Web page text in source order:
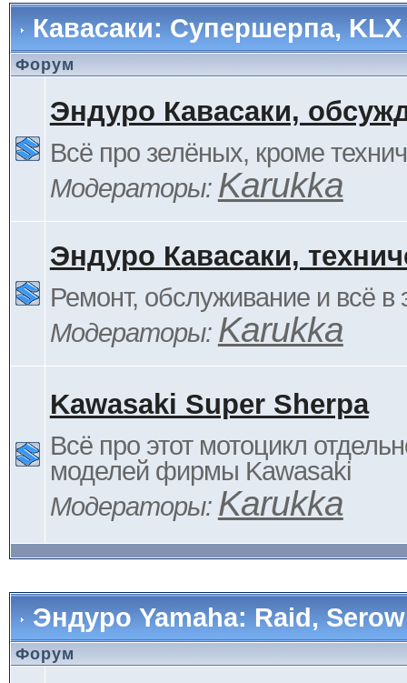
Кавасаки: Супершерпа,
Форум
Эндуро Кавасаки,
Всё про зелёных, кроме
Модераторы: Karukka
Эндуро Кавасаки,
Ремонт, обслуживание и всё в
Модераторы: Karukka
Kawasaki Super Sherpa
Всё про этот мотоцикл
моделей фирмы Kawasaki
Модераторы: Karukka
Эндуро Yamaha: Raid,
Форум